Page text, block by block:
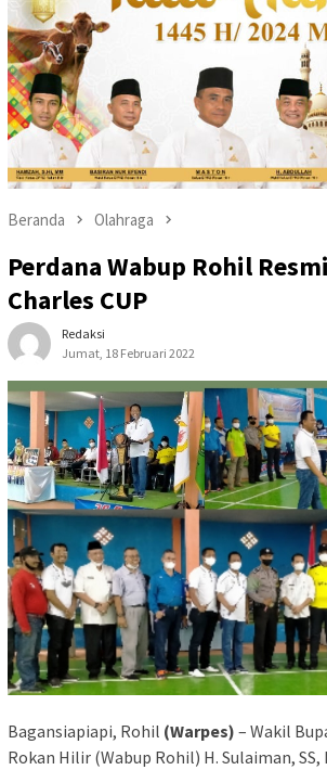
Beranda Olahraga
Perdana Wabup Rohil
Charles CUP
Redaksi
Jumat, 18 Februari 2022
Bagansiapiapi, Rohil (Warpes) – Wakil
Rokan Hilir (Wabup Rohil) H. Sulaiman, SS,